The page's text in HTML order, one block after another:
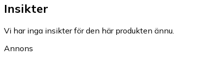
Insikter
Vi har inga insikter för den här produkten ännu.
Annons